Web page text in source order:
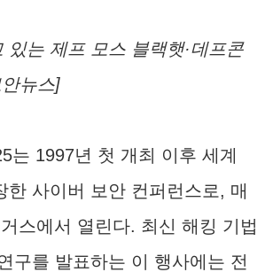
는 제프 모스 블랙햇·데프콘
뉴스]
는 1997년 첫 개최 이후 세계
한 사이버 보안 컨퍼런스로, 매
스에서 열린다. 최신 해킹 기법
구를 발표하는 이 행사에는 전